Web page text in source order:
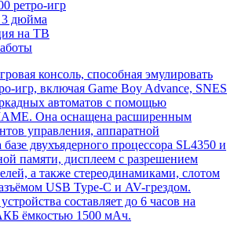
ретро-игр
дюйма
на ТВ
консоль, способная эмулировать
игр, включая Game Boy Advance, SNES
автоматов с помощью
Она оснащена расширенным
управления, аппаратной
двухъядерного процессора SL4350 и
памяти, дисплеем с разрешением
а также стереодинамиками, слотом
USB Type-C и AV-грездом.
составляет до 6 часов на
ёмкостью 1500 мАч.